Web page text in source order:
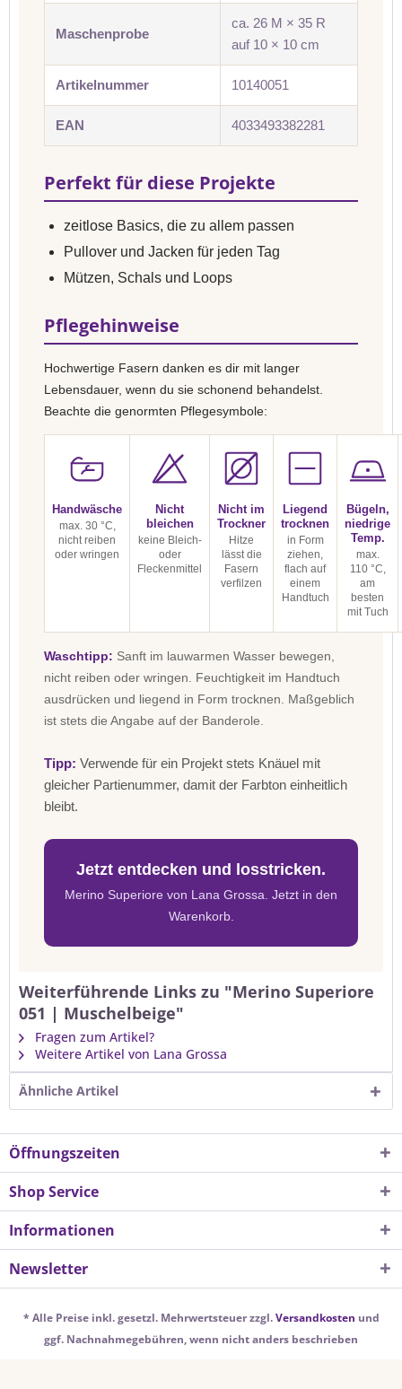
Maschenprobe
ca. 26 M × 35 R
auf 10 × 10 cm
Artikelnummer 10140051
EAN 4033493382281
Perfekt für diese Projekte
zeitlose Basics, die zu allem passen
Pullover und Jacken für jeden Tag
Mützen, Schals und Loops
Pflegehinweise
Hochwertige Fasern danken es dir mit langer
Lebensdauer, wenn du sie schonend behandelst.
Beachte die genormten Pflegesymbole:
Handwäsche
max. 30 °C,
nicht reiben
oder wringen
Nicht
bleichen
keine Bleich-
oder
Fleckenmittel
Nicht im
Trockner
Hitze
lässt die
Fasern
verfilzen
Liegend
trocknen
in Form
ziehen,
flach auf
einem
Handtuch
Bügeln,
niedrige
Temp.
max.
110 °C,
am
besten
mit Tuch
Waschtipp: Sanft im lauwarmen Wasser bewegen,
nicht reiben oder wringen. Feuchtigkeit im Handtuch
ausdrücken und liegend in Form trocknen. Maßgeblich
ist stets die Angabe auf der Banderole.
Tipp: Verwende für ein Projekt stets Knäuel mit
gleicher Partienummer, damit der Farbton einheitlich
bleibt.
Jetzt entdecken und losstricken.
Merino Superiore von Lana Grossa. Jetzt in den
Warenkorb.
Weiterführende Links zu "Merino Superiore
051 | Muschelbeige"
Fragen zum Artikel?
Weitere Artikel von Lana Grossa
Ähnliche Artikel
Öffnungszeiten
Shop Service
Informationen
Newsletter
* Alle Preise inkl. gesetzl. Mehrwertsteuer zzgl.Versandkosten und
ggf. Nachnahmegebühren, wenn nicht anders beschrieben